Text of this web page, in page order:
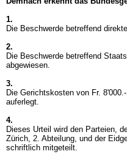
1.
Die Beschwerde betreffend
2.
Die Beschwerde betreffend
abgewiesen.
3.
Die Gerichtskosten von Fr.
auferlegt.
4.
Dieses Urteil wird den Parteien,
Zürich, 2. Abteilung, und der
schriftlich mitgeteilt.